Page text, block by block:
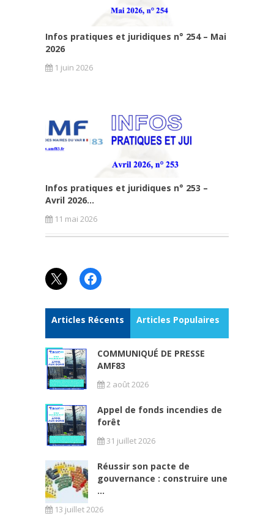
Infos pratiques et juridiques n° 254 – Mai
2026
1 juin 2026
Infos pratiques et juridiques n° 253 –
Avril 2026...
11 mai 2026
X Facebook
Articles Récents Articles Populaires
COMMUNIQUÉ DE PRESSE
AMF83
2 août 2026
Appel de fonds incendies de
forêt
31 juillet 2026
Réussir son pacte de
gouvernance : construire une
...
13 juillet 2026